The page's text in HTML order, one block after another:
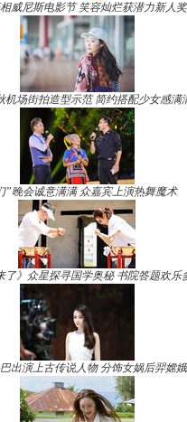
威尼斯电影节 笑容灿烂获潜力新人奖
机场街拍造型示范 简约搭配少女感满
”晚会诚意满满 众嘉宾上演热舞魔术
了》众星探寻国学奥秘 书院答题欢乐
出演上古传说人物 分饰女娲后羿嫦娥